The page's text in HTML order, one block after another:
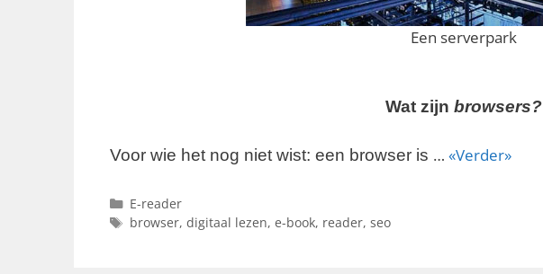
Een serverpark
Wat zijn browsers?
Voor wie het nog niet wist: een browser is … «Verder»
Categorieën
E-reader
Tags
browser, digitaal lezen, e-book, reader, seo